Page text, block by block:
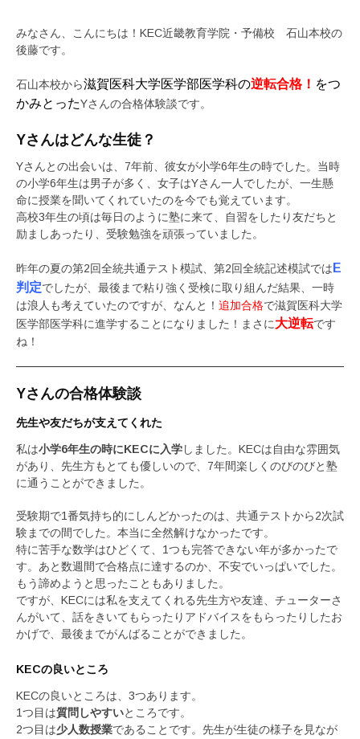
みなさん、こんにちは！KEC近畿教育学院・予備校 石山本校の
後藤です。
石山本校から滋賀医科大学医学部医学科の逆転合格！ をつ
かみとったYさんの合格体験談です。
Yさんはどんな生徒？
Yさんとの出会いは、7年前、彼女が小学6年生の時でした。当時
の小学6年生は男子が多く、女子はYさん一人でしたが、一生懸
命に授業を聞いてくれていたのを今でも覚えています。
高校3年生の頃は毎日のように塾に来て、自習をしたり友だちと
励ましあったり、受験勉強を頑張っていました。
昨年の夏の第2回全統共通テスト模試、第2回全統記述模試では E
判定でしたが、最後まで粘り強く受検に取り組んだ結果、一時
は浪人も考えていたのですが、なんと！ 追加合格で滋賀医科大学
医学部医学科に進学することになりました！まさに大逆転です
ね！
Yさんの合格体験談
先生や友だちが支えてくれた
私は小学6年生の時にKECに入学しました。KECは自由な雰囲気
があり、先生方もとても優しいので、7年間楽しくのびのびと塾
に通うことができました。
受験期で1番気持ち的にしんどかったのは、共通テストから2次試
験までの間でした。本当に全然解けなかったです。
特に苦手な数学はひどくて、1つも完答できない年が多かったで
す。あと数週間で合格点に達するのか、不安でいっぱいでした。
もう諦めようと思ったこともありました。
ですが、KECには私を支えてくれる先生方や友達、チューターさ
んがいて、話をきいてもらったりアドバイスをもらったりしたお
かげで、最後までがんばることができました。
KECの良いところ
KECの良いところは、3つあります。
1つ目は質問しやすいところです。
2つ目は少人数授業であることです。先生が生徒の様子を見なが